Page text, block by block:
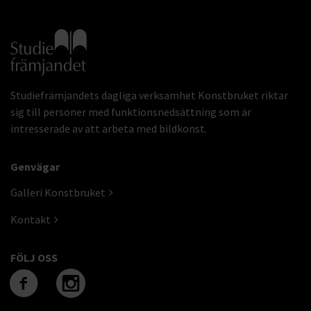
Gå till studiefrämjandets startsida
Studiefrämjandets dagliga verksamhet Konstbruket riktar
sig till personer med funktionsnedsättning som är
intresserade av att arbeta med bildkonst.
Genvägar
Galleri Konstbruket
Kontakt
FÖLJ OSS
Följ oss på facebook
Följ oss på